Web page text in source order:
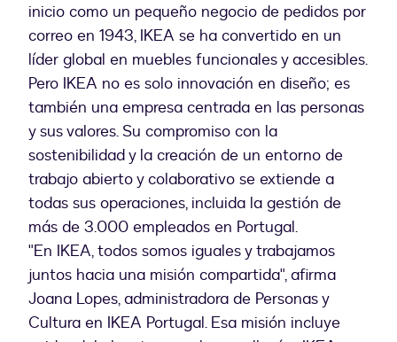
inicio como un pequeño negocio de pedidos por
correo en 1943, IKEA se ha convertido en un
líder global en muebles funcionales y accesibles.
Pero IKEA no es solo innovación en diseño; es
también una empresa centrada en las personas
y sus valores. Su compromiso con la
sostenibilidad y la creación de un entorno de
trabajo abierto y colaborativo se extiende a
todas sus operaciones, incluida la gestión de
más de 3.000 empleados en Portugal.
"En IKEA, todos somos iguales y trabajamos
juntos hacia una misión compartida", afirma
Joana Lopes, administradora de Personas y
Cultura en IKEA Portugal. Esa misión incluye